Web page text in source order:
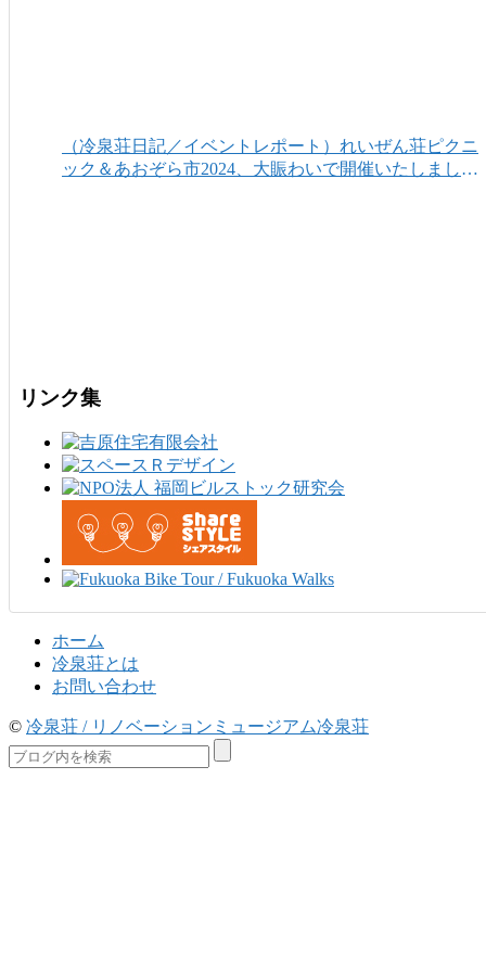
（冷泉荘日記／イベントレポート）れいぜん荘ピクニ
ック＆あおぞら市2024、大賑わいで開催いたしまし
リンク集
ホーム
冷泉荘とは
お問い合わせ
© 冷泉荘 / リノベーションミュージアム冷泉荘